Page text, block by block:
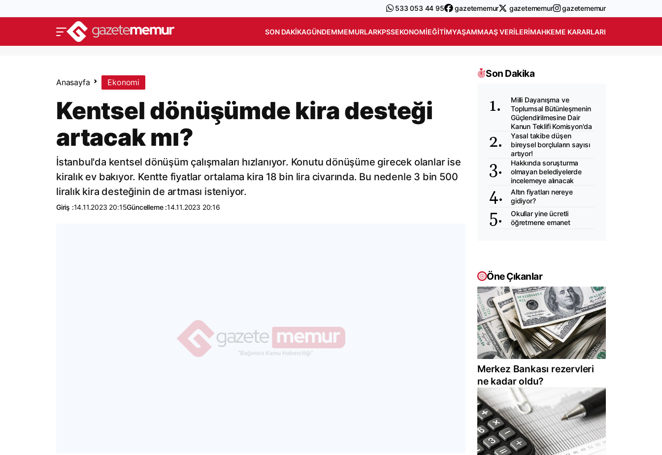
533 053 44 95 gazetememur gazetememur gazetememur
SON DAKIKAGÜNDEMMEMURLARKPSSEKONOMIEĞITIMYAŞAMMAAŞ VERILERIMAHKEME KARARLARI
Anasayfa Ekonomi
Kentsel dönüşümde kira desteği
artacak mı?
İstanbul'da kentsel dönüşüm çalışmaları hızlanıyor. Konutu dönüşüme girecek olanlar ise
kiralık ev bakıyor. Kentte fiyatlar ortalama kira 18 bin lira civarında. Bu nedenle 3 bin 500
liralık kira desteğinin de artması isteniyor.
Giriş :14.11.2023 20:15Güncelleme :14.11.2023 20:16
Son Dakika
Milli Dayanışma ve
Toplumsal Bütünleşmenin
Güçlendirilmesine Dair
Kanun Teklifi Komisyon'da
Yasal takibe düşen
bireysel borçluların sayısı
artıyor!
Hakkında soruşturma
olmayan belediyelerde
incelemeye alınacak
Altın fiyatları nereye
gidiyor?
Okullar yine ücretli
öğretmene emanet
Öne Çıkanlar
Merkez Bankası rezervleri
ne kadar oldu?